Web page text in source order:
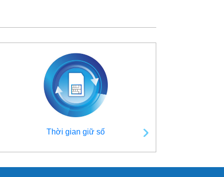
Thời gian giữ số